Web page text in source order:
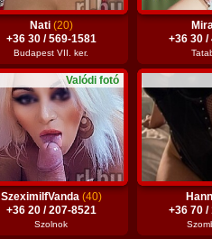
Nati (20)
+36 30 / 569-1581
Budapest VII. ker.
+36 30 /
Valódi fotó
SzeximilfVanda (40)
+36 20 / 207-8521
Szolnok
+36 70 /